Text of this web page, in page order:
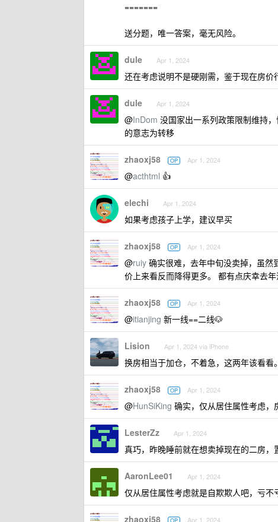
=======
送分题，唯一答案，毫无风险。
dule Apr 1, 2024
还在考虑说明不是硬刚需，鉴于现在房
dule Apr 1, 2024
@InDom 没国家出一系列政策限制维持
的意志为转移
zhaoxj58 OP Apr 1, 2024
@acthtml 👍
elechi Apr 1, 2024
如果考虑孩子上学，建议早买
zhaoxj58 OP Apr 1, 2024
@ruiy 确实很难，去年中旬没卖掉，虽然
价上来看反而降得更多。 都有点庆幸去
zhaoxj58 OP Apr 1, 2024
@itianjing 新一线==二线🐶
Lision Apr 1, 2024 via iPhone
换房相当于加仓，不着急，这两年该看看。
zhaoxj58 OP Apr 1, 2024
@HunSiKing 确实，仅从居住属性考虑，
LesterZz Apr 1, 2024
真巧，昨晚睡前就在想卖掉现在的二房，
AaronLee01 Apr 1, 2024
仅从居住属性考虑就是自欺欺人吧，亏
zhaoxj58 Apr 1, 2024